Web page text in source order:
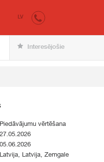
LV
Interesējošie
Piedāvājumu vērtēšana
27.05.2026
05.06.2026
Latvija, Latvija, Zemgale